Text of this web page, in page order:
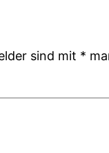
sind mit *